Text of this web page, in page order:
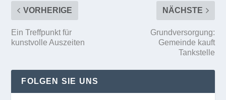
VORHERIGE
Ein Treffpunkt für
kunstvolle Auszeiten
NÄCHSTE
Grundversorgung:
Gemeinde kauft
Tankstelle
FOLGEN SIE UNS